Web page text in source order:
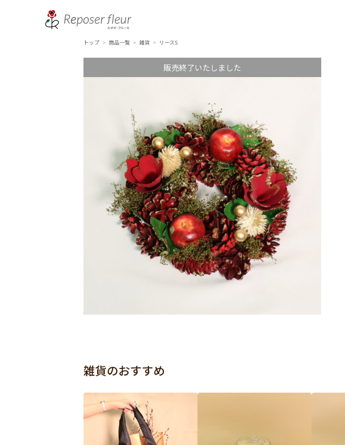
トップ > 商品一覧 > 雑貨 > リースS
販売終了いたしました
雑貨のおすすめ